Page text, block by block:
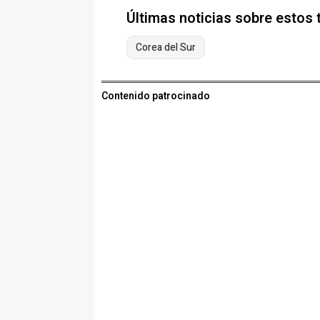
Últimas noticias sobre estos
Corea del Sur
Contenido patrocinado